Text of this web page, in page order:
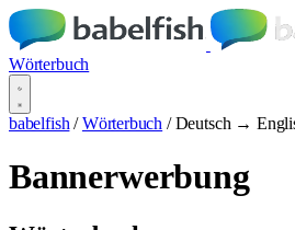
Wörterbuch
babelfish / Wörterbuch / Deutsch →
Bannerwerbung